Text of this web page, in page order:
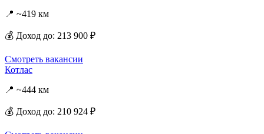
📍 ~419 км
💰 Доход до: 213 900 ₽
Смотреть вакансии
Котлас
📍 ~444 км
💰 Доход до: 210 924 ₽